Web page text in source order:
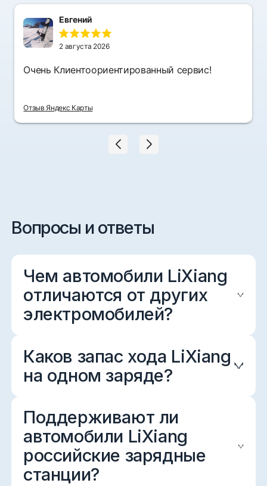
Евгений
2 августа 2026
Очень Клиентоориентированный сервис!
Отзыв Яндекс Карты
Вопросы и ответы
Чем автомобили LiXiang
отличаются от других
электромобилей?
Каков запас хода LiXiang
на одном заряде?
Поддерживают ли
автомобили LiXiang
российские зарядные
станции?